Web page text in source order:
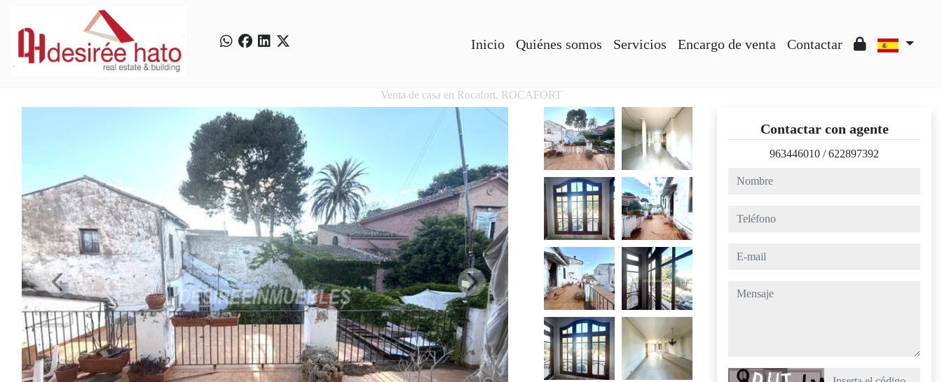
Inicio Quiénes somos Servicios Encargo de venta Contactar
Venta de casa en Rocafort, ROCAFORT
Contactar con agente
963446010 /622897392
nombre
teléfono
e-mail
mensaje
Captcha